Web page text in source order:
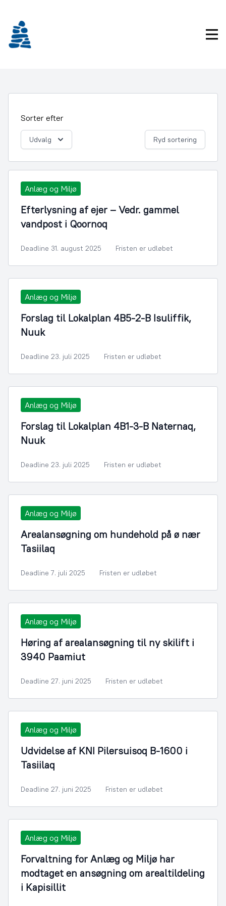
indhold
Sorter efter
Udvalg Ryd sortering
Anlæg og Miljø
Efterlysning af ejer – Vedr. gammel
vandpost i Qoornoq
Deadline 31. august 2025 Fristen er udløbet
Anlæg og Miljø
Forslag til Lokalplan 4B5-2-B Isuliffik,
Nuuk
Deadline 23. juli 2025 Fristen er udløbet
Anlæg og Miljø
Forslag til Lokalplan 4B1-3-B Naternaq,
Nuuk
Deadline 23. juli 2025 Fristen er udløbet
Anlæg og Miljø
Arealansøgning om hundehold på ø nær
Tasiilaq
Deadline 7. juli 2025 Fristen er udløbet
Anlæg og Miljø
Høring af arealansøgning til ny skilift i
3940 Paamiut
Deadline 27. juni 2025 Fristen er udløbet
Anlæg og Miljø
Udvidelse af KNI Pilersuisoq B-1600 i
Tasiilaq
Deadline 27. juni 2025 Fristen er udløbet
Anlæg og Miljø
Forvaltning for Anlæg og Miljø har
modtaget en ansøgning om arealtildeling
i Kapisillit